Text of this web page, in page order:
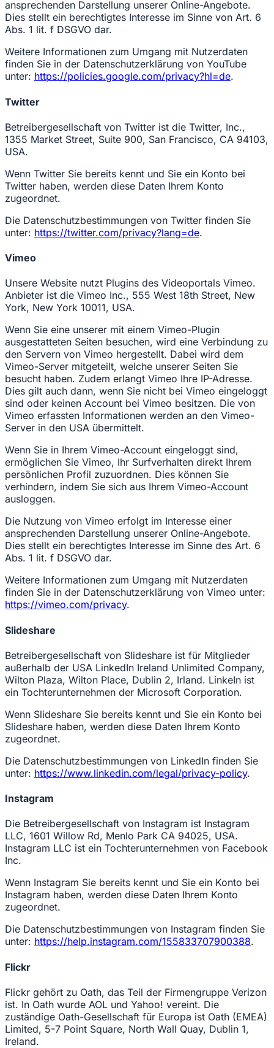
ansprechenden Darstellung unserer Online-Angebote.
Dies stellt ein berechtigtes Interesse im Sinne von Art. 6
Abs. 1 lit. f DSGVO dar.
Weitere Informationen zum Umgang mit Nutzerdaten
finden Sie in der Datenschutzerklärung von YouTube
unter: https://policies.google.com/privacy?hl=de.
Twitter
Betreibergesellschaft von Twitter ist die Twitter, Inc.,
1355 Market Street, Suite 900, San Francisco, CA 94103,
USA.
Wenn Twitter Sie bereits kennt und Sie ein Konto bei
Twitter haben, werden diese Daten Ihrem Konto
zugeordnet.
Die Datenschutzbestimmungen von Twitter finden Sie
unter: https://twitter.com/privacy?lang=de.
Vimeo
Unsere Website nutzt Plugins des Videoportals Vimeo.
Anbieter ist die Vimeo Inc., 555 West 18th Street, New
York, New York 10011, USA.
Wenn Sie eine unserer mit einem Vimeo-Plugin
ausgestatteten Seiten besuchen, wird eine Verbindung zu
den Servern von Vimeo hergestellt. Dabei wird dem
Vimeo-Server mitgeteilt, welche unserer Seiten Sie
besucht haben. Zudem erlangt Vimeo Ihre IP-Adresse.
Dies gilt auch dann, wenn Sie nicht bei Vimeo eingeloggt
sind oder keinen Account bei Vimeo besitzen. Die von
Vimeo erfassten Informationen werden an den Vimeo-
Server in den USA übermittelt.
Wenn Sie in Ihrem Vimeo-Account eingeloggt sind,
ermöglichen Sie Vimeo, Ihr Surfverhalten direkt Ihrem
persönlichen Profil zuzuordnen. Dies können Sie
verhindern, indem Sie sich aus Ihrem Vimeo-Account
ausloggen.
Die Nutzung von Vimeo erfolgt im Interesse einer
ansprechenden Darstellung unserer Online-Angebote.
Dies stellt ein berechtigtes Interesse im Sinne des Art. 6
Abs. 1 lit. f DSGVO dar.
Weitere Informationen zum Umgang mit Nutzerdaten
finden Sie in der Datenschutzerklärung von Vimeo unter:
https://vimeo.com/privacy.
Slideshare
Betreibergesellschaft von Slideshare ist für Mitglieder
außerhalb der USA LinkedIn Ireland Unlimited Company,
Wilton Plaza, Wilton Place, Dublin 2, Irland. LinkeIn ist
ein Tochterunternehmen der Microsoft Corporation.
Wenn Slideshare Sie bereits kennt und Sie ein Konto bei
Slideshare haben, werden diese Daten Ihrem Konto
zugeordnet.
Die Datenschutzbestimmungen von LinkedIn finden Sie
unter: https://www.linkedin.com/legal/privacy-policy.
Instagram
Die Betreibergesellschaft von Instagram ist Instagram
LLC, 1601 Willow Rd, Menlo Park CA 94025, USA.
Instagram LLC ist ein Tochterunternehmen von Facebook
Inc.
Wenn Instagram Sie bereits kennt und Sie ein Konto bei
Instagram haben, werden diese Daten Ihrem Konto
zugeordnet.
Die Datenschutzbestimmungen von Instagram finden Sie
unter: https://help.instagram.com/155833707900388.
Flickr
Flickr gehört zu Oath, das Teil der Firmengruppe Verizon
ist. In Oath wurde AOL und Yahoo! vereint. Die
zuständige Oath-Gesellschaft für Europa ist Oath (EMEA)
Limited, 5-7 Point Square, North Wall Quay, Dublin 1,
Ireland.